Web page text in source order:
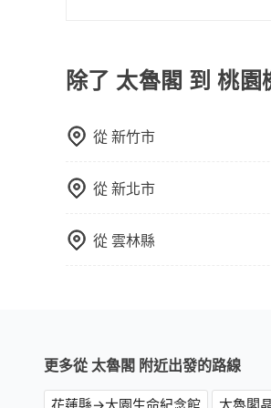
除了 太魯閣 到 桃
從新竹市
從新北市
從雲林縣
更多從 太魯閣 附近出發的路線
花蓮縣→大園生命紀念館 太魯閣